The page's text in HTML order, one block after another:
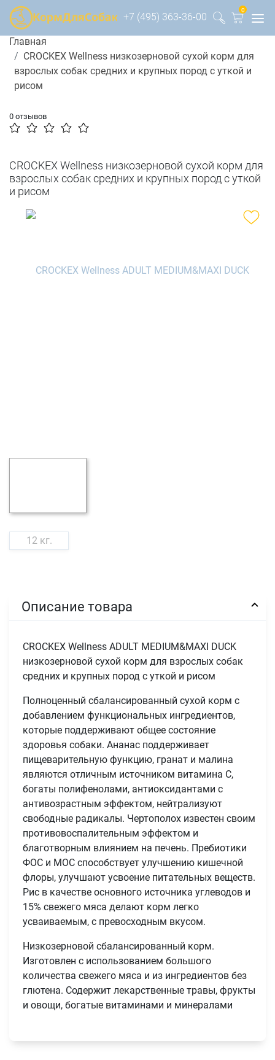
+7 (495) 363-36-00
0
Главная
CROCKEX Wellness низкозерновой сухой корм для
взрослых собак средних и крупных пород с уткой и
рисом
0 отзывов
CROCKEX Wellness низкозерновой сухой корм для
взрослых собак средних и крупных пород с уткой
и рисом
12 кг.
Описание товара
CROCKEX Wellness ADULT MEDIUM&MAXI DUCK
низкозерновой сухой корм для взрослых собак
средних и крупных пород с уткой и рисом
Полноценный сбалансированный сухой корм с
добавлением функциональных ингредиентов,
которые поддерживают общее состояние
здоровья собаки. Ананас поддерживает
пищеварительную функцию, гранат и малина
являются отличным источником витамина С,
богаты полифенолами, антиоксидантами с
антивозрастным эффектом, нейтрализуют
свободные радикалы. Чертополох известен своим
противовоспалительным эффектом и
благотворным влиянием на печень. Пребиотики
ФОС и МОС способствует улучшению кишечной
флоры, улучшают усвоение питательных веществ.
Рис в качестве основного источника углеводов и
15% свежего мяса делают корм легко
усваиваемым, с превосходным вкусом.
Низкозерновой сбалансированный корм.
Изготовлен с использованием большого
количества свежего мяса и из ингредиентов без
глютена. Содержит лекарственные травы, фрукты
и овощи, богатые витаминами и минералами